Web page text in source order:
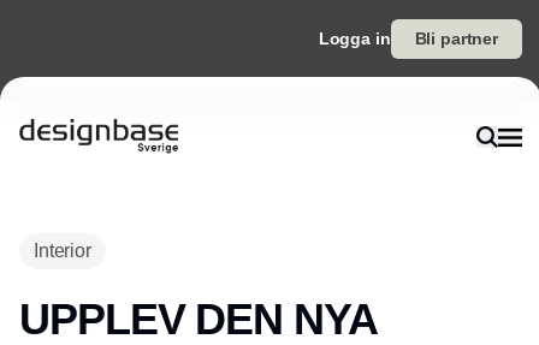
Logga in Bli partner
Interior
UPPLEV DEN NYA